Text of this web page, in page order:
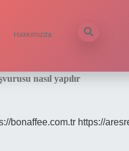
Hakkımızda
nasıl yapılır
bonaffee.com.tr https://